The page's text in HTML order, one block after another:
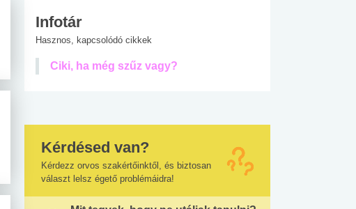
Infotár
Hasznos, kapcsolódó cikkek
Ciki, ha még szűz vagy?
Kérdésed van?
Kérdezz orvos szakértőinktől, és biztosan
választ lelsz égető problémáidra!